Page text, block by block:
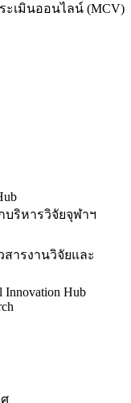
ะเมินออนไลน์ (MCV)
บริหารวิจัยจุฬาฯ
สารงานวิจัยและ
Innovation Hub